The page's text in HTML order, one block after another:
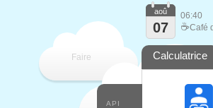
Faire
API
aoû
07
06:40
☕Café
Calculatrice